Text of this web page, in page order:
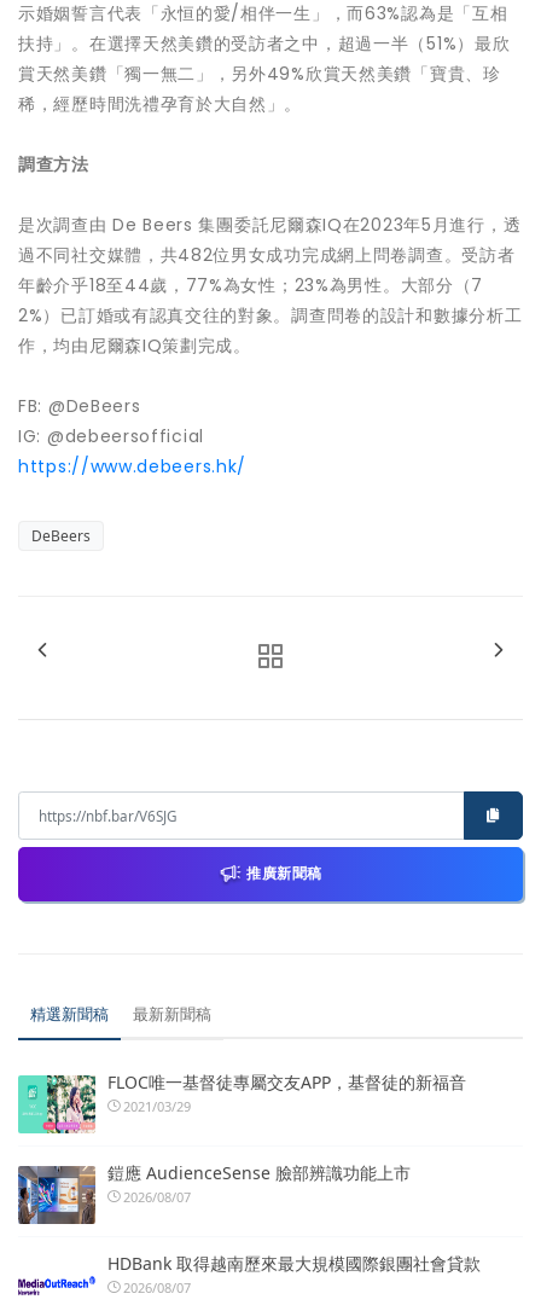
示婚姻誓言代表「永恒的愛/相伴一生」，而63%認為是「互相
扶持」。在選擇天然美鑽的受訪者之中，超過一半（51%）最欣
賞天然美鑽「獨一無二」，另外49%欣賞天然美鑽「寶貴、珍
稀，經歷時間洗禮孕育於大自然」。
調查方法
是次調查由 De Beers 集團委託尼爾森IQ在2023年5月進行，透
過不同社交媒體，共482位男女成功完成網上問卷調查。受訪者
年齡介乎18至44歲，77%為女性；23%為男性。大部分（7
2%）已訂婚或有認真交往的對象。調查問卷的設計和數據分析工
作，均由尼爾森IQ策劃完成。
FB: @DeBeers
IG: @debeersofficial
https://www.debeers.hk/
DeBeers
推廣新聞稿
精選新聞稿 最新新聞稿
FLOC唯一基督徒專屬交友APP，基督徒的新福音
2021/03/29
鎧應 AudienceSense 臉部辨識功能上市
2026/08/07
HDBank 取得越南歷來最大規模國際銀團社會貸款
2026/08/07